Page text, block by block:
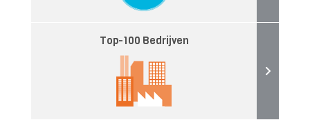
Top-100 Bedrijven